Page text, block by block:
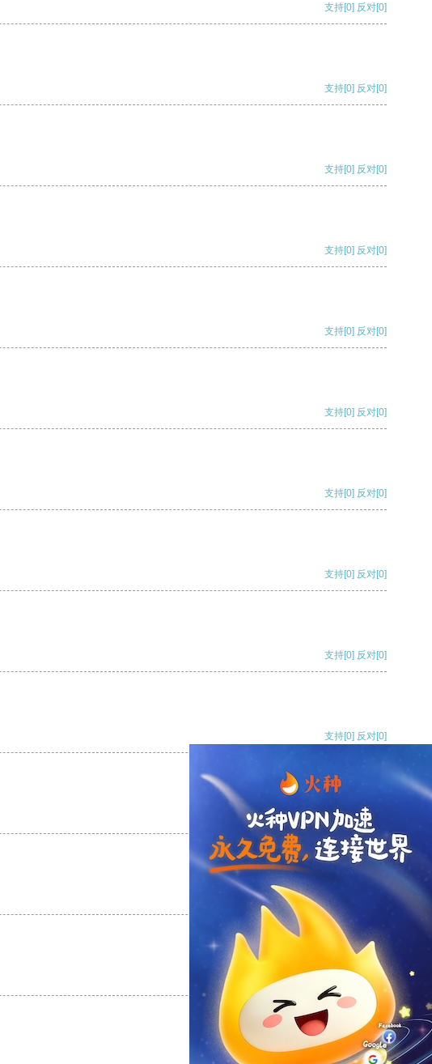
支持[0] 反对[0]
支持[0] 反对[0]
支持[0] 反对[0]
支持[0] 反对[0]
支持[0] 反对[0]
支持[0] 反对[0]
支持[0] 反对[0]
支持[0] 反对[0]
支持[0] 反对[0]
支持[0] 反对[0]
支持[0] 反对
支持
反对 [0]
支持[0] 反对[0]